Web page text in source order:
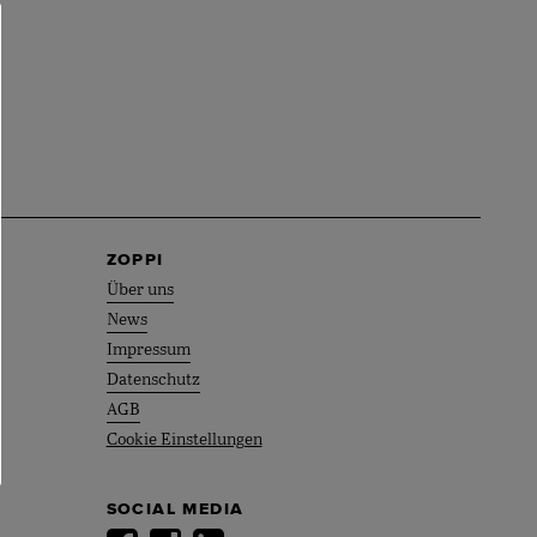
ZOPPI
Über uns
News
Impressum
Datenschutz
AGB
Cookie Einstellungen
SOCIAL MEDIA